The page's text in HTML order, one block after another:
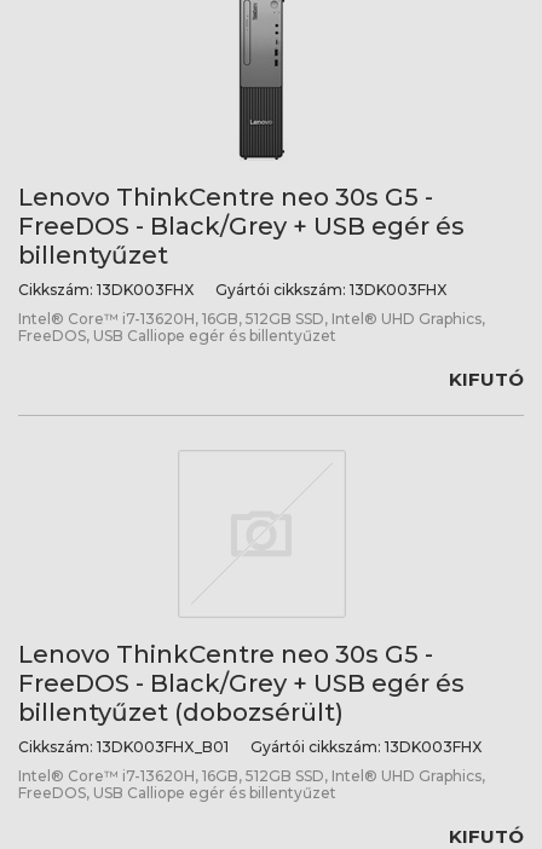
Lenovo ThinkCentre neo 30s G5 -
FreeDOS - Black/Grey + USB egér és
billentyűzet
Cikkszám: 13DK003FHX Gyártói cikkszám: 13DK003FHX
Intel® Core™ i7-13620H, 16GB, 512GB SSD, Intel® UHD Graphics,
FreeDOS, USB Calliope egér és billentyűzet
KIFUTÓ
Lenovo ThinkCentre neo 30s G5 -
FreeDOS - Black/Grey + USB egér és
billentyűzet (dobozsérült)
Cikkszám: 13DK003FHX_B01 Gyártói cikkszám: 13DK003FHX
Intel® Core™ i7-13620H, 16GB, 512GB SSD, Intel® UHD Graphics,
FreeDOS, USB Calliope egér és billentyűzet
KIFUTÓ